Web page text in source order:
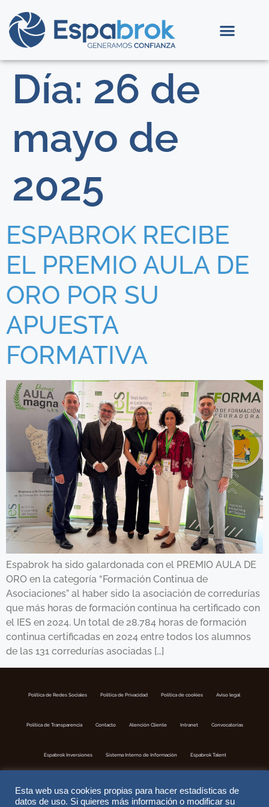
Día: 26 de
mayo de
2025
ESPABROK RECIBE
EL PREMIO AULA DE
ORO POR SU
APUESTA
FORMATIVA
Espabrok ha sido galardonada con el PREMIO AULA DE
ORO en la categoría “Formación Continua de
Asociaciones” al haber sido la asociación de corredurías
que más horas de formación continua ha certificado con
el IES en 2024. Un total de 28.784 horas de formación
continua certificadas en 2024 entre todos los alumnos
de las 131 corredurías asociadas […]
Política de Redes Sociales Politica de Privacidad Política de cookies Aviso legal
Política de Transparencia Contacto Atención Cliente Intranet Convocatorias
Espabrok Inversiones Sistema Interno de Información Espabrok Talent
Esta web usa cookies propias para hacer estadísticas de
datos de uso. Si quieres más información o modificar su